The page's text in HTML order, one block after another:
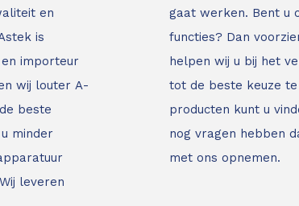
en
is
importeur
wij louter A-
beste
minder
Wij leveren
gaat werken. Bent u
functies? Dan
helpen wij u bij het
tot de beste keuze
producten kunt u
nog vragen hebben
met ons opnemen.